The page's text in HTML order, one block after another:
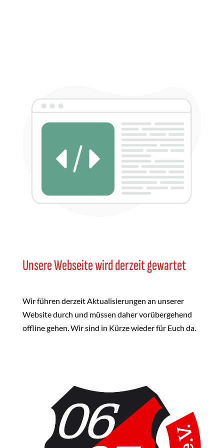
Unsere Webseite wird derzeit gewartet
Wir führen derzeit Aktualisierungen an unserer
Website durch und müssen daher vorübergehend
offline gehen. Wir sind in Kürze wieder für Euch da.